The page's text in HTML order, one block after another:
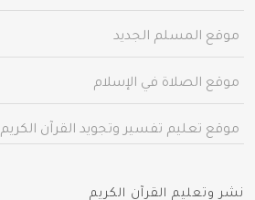
موقع المسلم الجديد
موقع الصلاة في الإسلام
موقع تعليم تفسير وتجويد القرآن الكريم
نشر وتعليم القرآن الكريم